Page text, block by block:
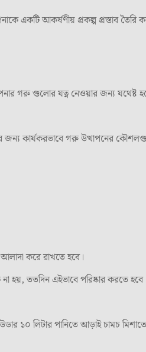
একটি আকর্ষণীয় প্রকল্প প্রস্তাব তৈরি
গরু গুলোর যত্ন নেওয়ার জন্য যথেষ্ট
জন্য কার্যকরভাবে গরু উত্থাপনের
করে রাখতে হবে।
হয়, ততদিন এইভাবে পরিষ্কার করতে হবে।
১০ লিটার পানিতে আড়াই চামচ